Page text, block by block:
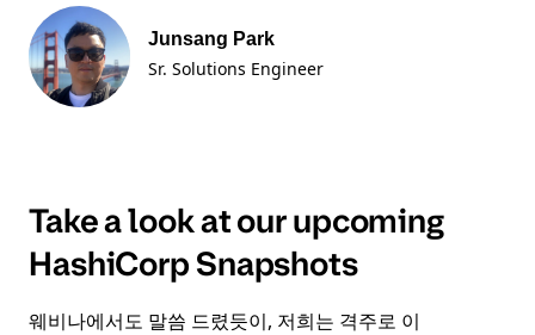
Junsang Park
Sr. Solutions Engineer
Take a look at our upcoming
HashiCorp Snapshots
웨비나에서도 말씀 드렸듯이, 저희는 격주로 이